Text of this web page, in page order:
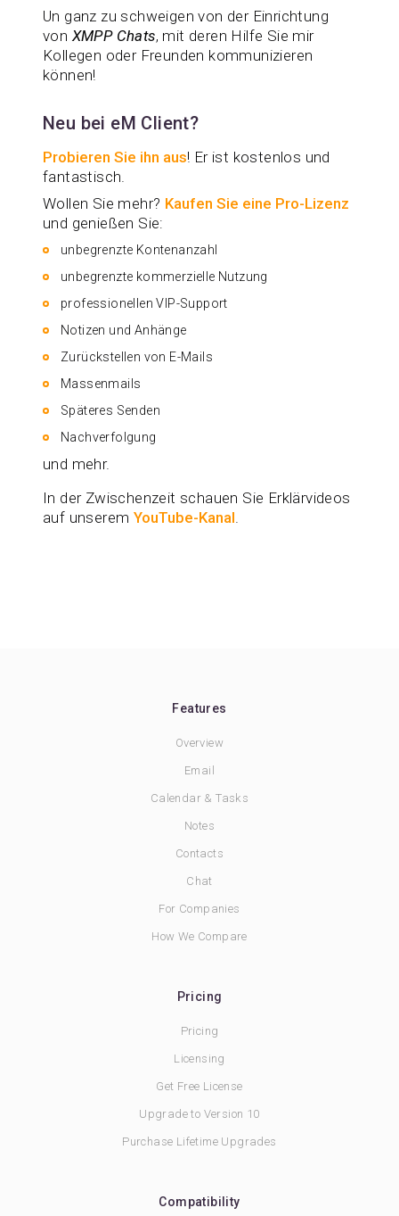
Un ganz zu schweigen von der Einrichtung
von XMPP Chats, mit deren Hilfe Sie mir
Kollegen oder Freunden kommunizieren
können!
Neu bei eM Client?
Probieren Sie ihn aus! Er ist kostenlos und
fantastisch.
Wollen Sie mehr? Kaufen Sie eine Pro-Lizenz
und genießen Sie:
unbegrenzte Kontenanzahl
unbegrenzte kommerzielle Nutzung
professionellen VIP-Support
Notizen und Anhänge
Zurückstellen von E-Mails
Massenmails
Späteres Senden
Nachverfolgung
und mehr.
In der Zwischenzeit schauen Sie Erklärvideos
auf unserem YouTube-Kanal.
Features
Overview
Email
Calendar & Tasks
Notes
Contacts
Chat
For Companies
How We Compare
Pricing
Pricing
Licensing
Get Free License
Upgrade to Version 10
Purchase Lifetime Upgrades
Compatibility